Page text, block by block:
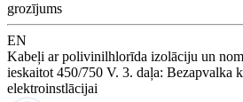
grozījums
EN
Kabeļi ar polivinilhlorīda izolāciju un
ieskaitot 450/750 V. 3. daļa: Bezapvalka
elektroinstlācijai